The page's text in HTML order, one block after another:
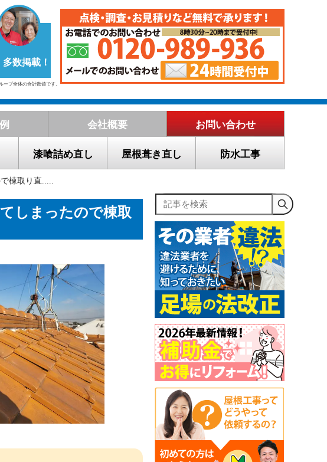
多数掲載！
プ全体の合計数値です。
会社概要 お問い合わせ
漆喰詰め直し 屋根葺き直し 防水工事
棟取り直.....
しまったので棟取
記事を検索